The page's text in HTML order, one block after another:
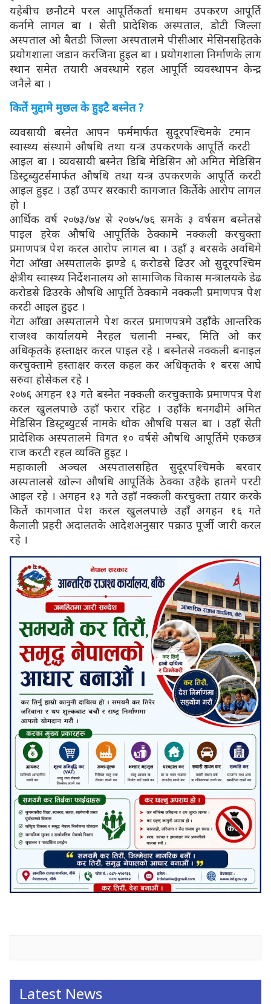
यहेबीच छनौटमे परल आपूर्तिकर्ता धमाधम उपकरण आपूर्ति
कर्नामे लागल बा । सेती प्रादेशिक अस्पताल, डोटी जिल्ला
अस्पताल ओ बैतडी जिल्ला अस्पतालमे पीसीआर मेसिनसहितके
प्रयोगशाला जडान करजिना हुइल बा । प्रयोगशाला निर्माणके लाग
स्थान समेत तयारी अवस्थामे रहल आपूर्ति व्यवस्थापन केन्द्र
जनैले बा ।
किर्ते मुद्दामे मुछल के हुइटै बस्नेत ?
व्यवसायी बस्नेत आपन फर्ममार्फत सुदूरपश्चिमके टमान
स्वास्थ्य संस्थामे औषधि तथा यन्त्र उपकरणके आपूर्ति करटी
आइल बा । व्यवसायी बस्नेत डिबि मेडिसिन ओ अमित मेडिसिन
डिस्ट्रब्युटर्समार्फत औषधि तथा यन्त्र उपकरणके आपूर्ति करटी
आइल हुइट । उहाँ उप्पर सरकारी कागजात किर्तेके आरोप लागल
हो ।
आर्थिक वर्ष २०७३/७४ से २०७५/७६ समके ३ वर्षसम बस्नेतसे
पाइल हरेक औषधि आपूर्तिके ठेक्कामे नक्कली करचुक्ता
प्रमाणपत्र पेश करल आरोप लागल बा । उहाँ ३ बरसके अवधिमे
गेटा आँखा अस्पतालके झण्डे ६ करोडसे ढिउर ओ सुदूरपश्चिम
क्षेत्रीय स्वास्थ्य निर्देशनालय ओ सामाजिक विकास मन्त्रालयके डेढ
करोडसे ढिउरके औषधि आपूर्ति ठेक्कामे नक्कली प्रमाणपत्र पेश
करटी आइल हुइट ।
गेटा आँखा अस्पतालमे पेश करल प्रमाणपत्रमे उहाँके आन्तरिक
राजश्व कार्यालयमे नैरहल चलानी नम्बर, मिति ओ कर
अधिकृतके हस्ताक्षर करल पाइल रहे । बस्नेतसे नक्कली बनाइल
करचुक्तामे हस्ताक्षर करल कहल कर अधिकृतके १ बरस आघे
सरुवा होसेकल रहे ।
२०७६ अगहन १३ गते बस्नेत नक्कली करचुक्ताके प्रमाणपत्र पेश
करल खुललपाछे उहाँ फरार रहिट । उहाँके धनगढीमे अमित
मेडिसिन डिस्ट्रब्युटर्स नामके थोक औषधि पसल बा । उहाँ सेती
प्रादेशिक अस्पतालमे विगत १० वर्षसे औषधि आपूर्तिमे एकछत्र
राज करटी रहल व्यक्ति हुइट ।
महाकाली अञ्चल अस्पतालसहित सुदूरपश्चिमके बरवार
अस्पतालसे खोल्न औषधि आपूर्तिके ठेक्का उहैके हातमे परटी
आइल रहे । अगहन १३ गते उहाँ नक्कली करचुक्ता तयार करके
किर्ते कागजात पेश करल खुललपाछे उहाँ अगहन १६ गते
कैलाली प्रहरी अदालतके आदेशअनुसार पक्राउ पूर्जी जारी करल
रहे ।
Latest News